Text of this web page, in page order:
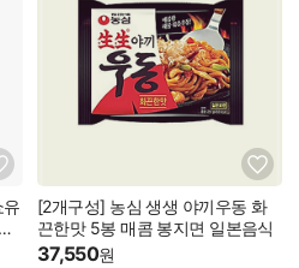
유
[2개구성] 농심 생생 야끼우동 화
끈한맛 5봉 매콤 봉지면 일본음식
37,550원